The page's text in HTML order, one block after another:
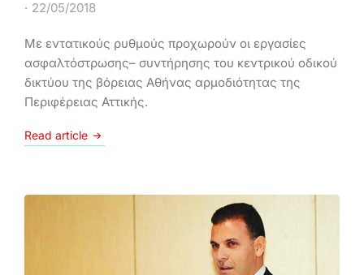
22/05/2018
Με εντατικούς ρυθμούς προχωρούν οι εργασίες
ασφαλτόστρωσης– συντήρησης του κεντρικού οδικού
δικτύου της βόρειας Αθήνας αρμοδιότητας της
Περιφέρειας Αττικής.
Read article